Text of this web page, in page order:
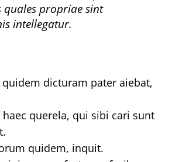
quales propriae sint
intellegatur.
dicturam pater aiebat,
querela, qui sibi cari sunt
quidem, inquit.